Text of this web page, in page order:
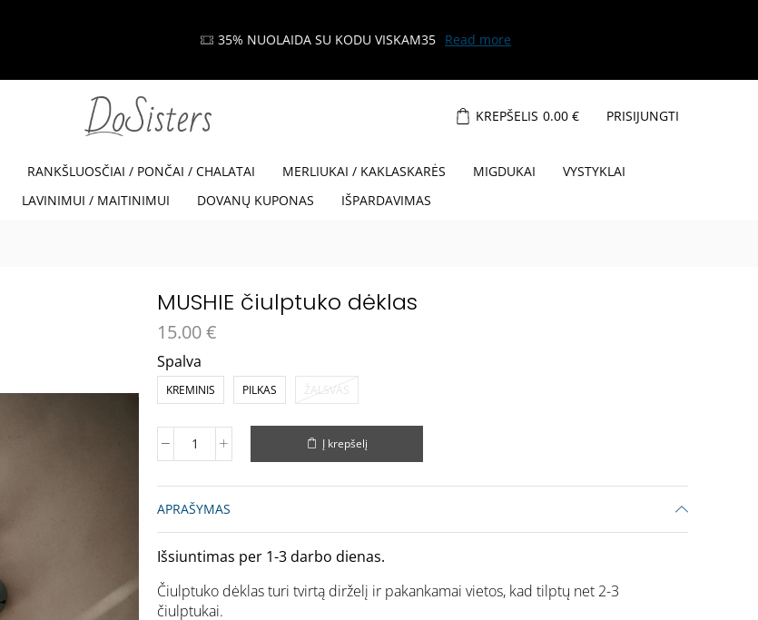
35% NUOLAIDA SU KODU VISKAM35 Read more
KREPŠELIS 0.00 € PRISIJUNGTI
RANKŠLUOSČIAI / PONČAI / CHALATAI MERLIUKAI / KAKLASKARĖS MIGDUKAI
VYSTYKLAI
LAVINIMUI / MAITINIMUI DOVANŲ KUPONAS IŠPARDAVIMAS
MUSHIE čiulptuko dėklas
15.00€
Spalva
KREMINIS PILKAS ŽALSVAS
Į krepšelį
APRAŠYMAS
Išsiuntimas per 1-3 darbo dienas.
Čiulptuko dėklas turi tvirtą dirželį ir pakankamai vietos, kad tilptų net 2-3
čiulptukai.